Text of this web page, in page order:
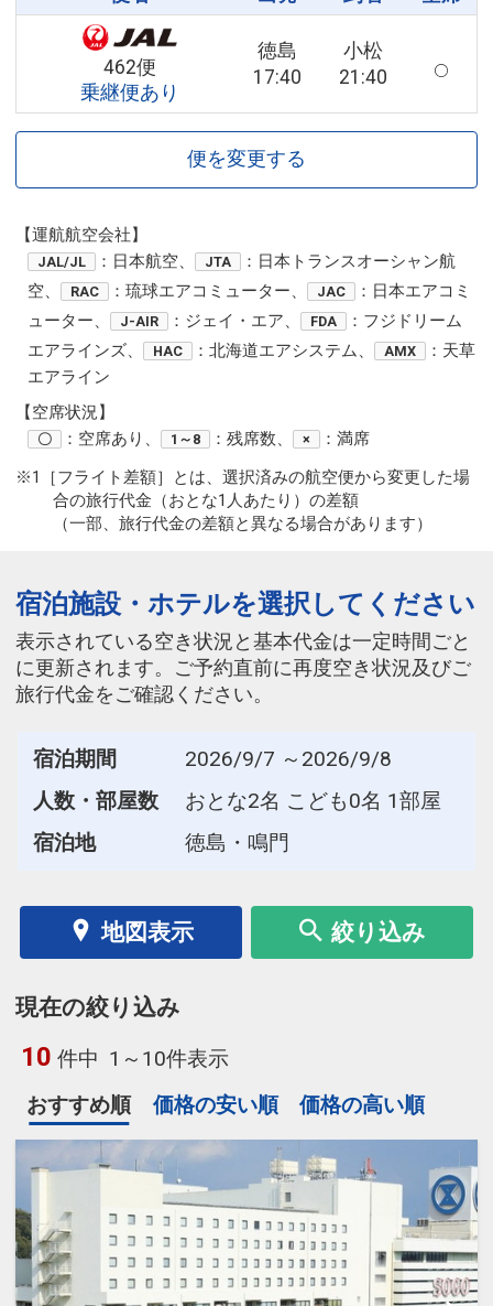
462便
乗継便あり
徳島
17:40
小松
21:40
便を変更する
【運航航空会社】
JAL/JL ：日本航空、 JTA
：日本トランスオーシャン航
空、
RAC ：琉球エアコミューター、 JAC
：日本エアコミ
ューター、
J-AIR ：ジェイ・エア、 FDA
：フジドリーム
エアラインズ、
HAC ：北海道エアシステム、 AMX
：天草
エアライン
【空席状況】
〇 ：空席あり、 1～8 ：残席数、 ×
：満席
※1［フライト差額］とは、選択済みの航空便から変更した場
合の旅行代金（おとな1人あたり）の差額
（一部、旅行代金の差額と異なる場合があります）
宿泊施設・ホテルを選択してください
表示されている空き状況と基本代金は一定時間ごと
に更新されます。ご予約直前に再度空き状況及びご
旅行代金をご確認ください。
宿泊期間
2026/9/7 ～2026/9/8
人数・部屋数
おとな2名 こども0名 1部屋
宿泊地
徳島・鳴門
地図表示 絞り込み
現在の絞り込み
10 件中 1～10件表示
おすすめ順
価格の安い順 価格の高い順